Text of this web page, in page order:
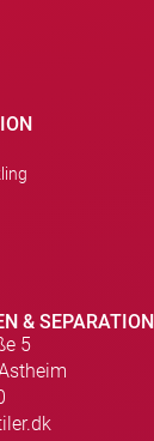
&
5